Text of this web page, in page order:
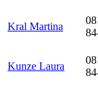
Kral Martina
Kunze Laura